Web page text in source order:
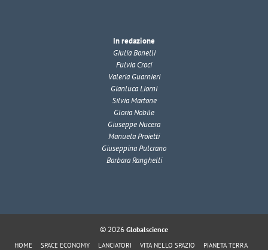
In redazione
Giulia Bonelli
Fulvia Croci
Valeria Guarnieri
Gianluca Liorni
Silvia Martone
Gloria Nobile
Giuseppe Nucera
Manuela Proietti
Giuseppina Pulcrano
Barbara Ranghelli
© 2026 Globalscience
HOME SPACE ECONOMY LANCIATORI VITA NELLO SPAZIO PIANETA TERRA